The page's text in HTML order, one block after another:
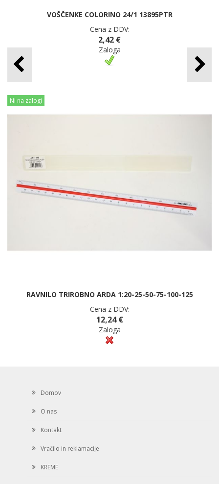
VOŠČENKE COLORINO 24/1 13895PTR
Cena z DDV:
2,42 €
Zaloga
Ni na zalogi
RAVNILO TRIROBNO ARDA 1:20-25-50-75-100-125
Cena z DDV:
12,24 €
Zaloga
Domov
O nas
Kontakt
Vračilo in reklamacije
KREME